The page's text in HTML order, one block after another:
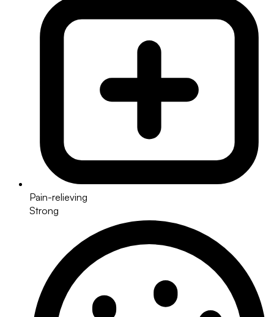
Pain-relieving
Strong